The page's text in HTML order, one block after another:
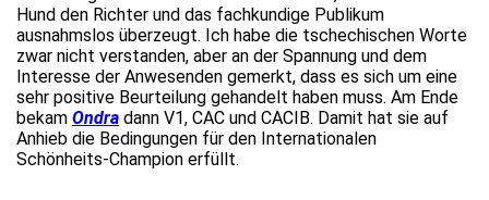
Hund den Richter und das fachkundige Publikum
ausnahmslos überzeugt. Ich habe die tschechischen Worte
zwar nicht verstanden, aber an der Spannung und dem
Interesse der Anwesenden gemerkt, dass es sich um eine
sehr positive Beurteilung gehandelt haben muss. Am Ende
bekam Ondra dann V1, CAC und CACIB. Damit hat sie auf
Anhieb die Bedingungen für den Internationalen
Schönheits-Champion erfüllt.